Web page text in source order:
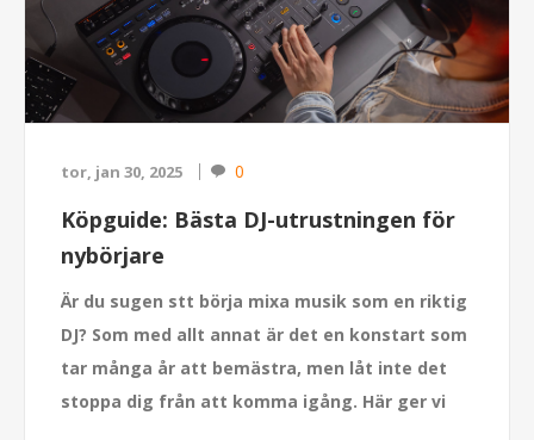
tor, jan 30, 2025 0
Köpguide: Bästa DJ-utrustningen för
nybörjare
Är du sugen stt börja mixa musik som en riktig
DJ? Som med allt annat är det en konstart som
tar många år att bemästra, men låt inte det
stoppa dig från att komma igång. Här ger vi